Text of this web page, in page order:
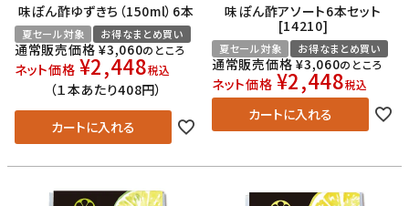
味ぽん酢ゆずきち（150ml）6本
夏セール対象 お得なまとめ買い
通常販売価格 ¥3,060のところ
ネット価格 ¥2,448税込
（１本あたり408円）
カートに入れる
味ぽん酢アソート6本セット
[14210]
夏セール対象 お得なまとめ買い
通常販売価格 ¥3,060のところ
ネット価格 ¥2,448税込
カートに入れる